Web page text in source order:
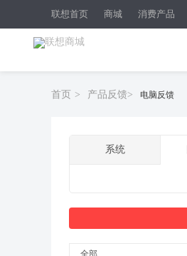
联想首页 商城 消费产品
首页 > 产品反馈> 电脑反馈
系统
全部